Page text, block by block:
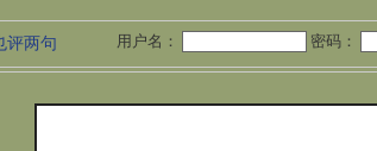
评两句 用户名： 密码：